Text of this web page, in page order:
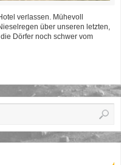
verlassen. Mühevoll
über unseren letzten,
Dörfer noch schwer vom